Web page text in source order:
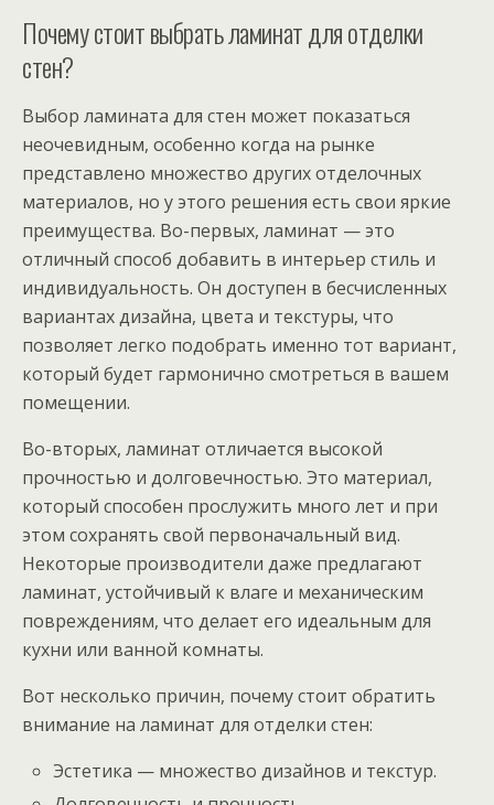
Почему стоит выбрать ламинат для отделки
стен?
Выбор ламината для стен может показаться
неочевидным, особенно когда на рынке
представлено множество других отделочных
материалов, но у этого решения есть свои яркие
преимущества. Во-первых, ламинат — это
отличный способ добавить в интерьер стиль и
индивидуальность. Он доступен в бесчисленных
вариантах дизайна, цвета и текстуры, что
позволяет легко подобрать именно тот вариант,
который будет гармонично смотреться в вашем
помещении.
Во-вторых, ламинат отличается высокой
прочностью и долговечностью. Это материал,
который способен прослужить много лет и при
этом сохранять свой первоначальный вид.
Некоторые производители даже предлагают
ламинат, устойчивый к влаге и механическим
повреждениям, что делает его идеальным для
кухни или ванной комнаты.
Вот несколько причин, почему стоит обратить
внимание на ламинат для отделки стен:
Эстетика — множество дизайнов и текстур.